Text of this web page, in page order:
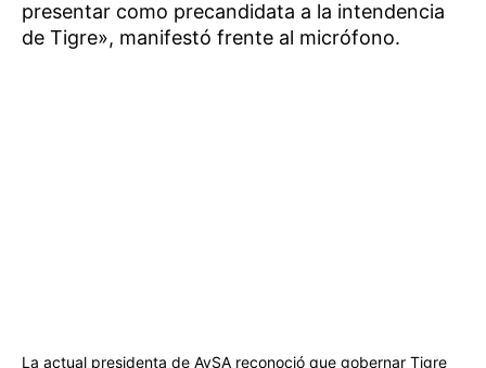
presentar como precandidata a la intendencia
de Tigre», manifestó frente al micrófono.
La actual presidenta de AySA reconoció que gobernar Tigre